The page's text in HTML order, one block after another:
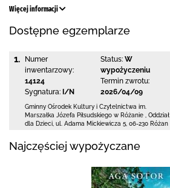
Więcej informacji
Dostępne egzemplarze
1.
Numer
inwentarzowy:
14124
Sygnatura: I/N
Status: W
wypożyczeniu
Termin zwrotu:
2026/04/09
Gminny Ośrodek Kultury i Czytelnictwa im.
Marszałka Józefa Piłsudskiego w Różanie
Oddział
dla Dzieci, ul. Adama Mickiewicza 5 06-230 Różan
Najczęściej wypożyczane